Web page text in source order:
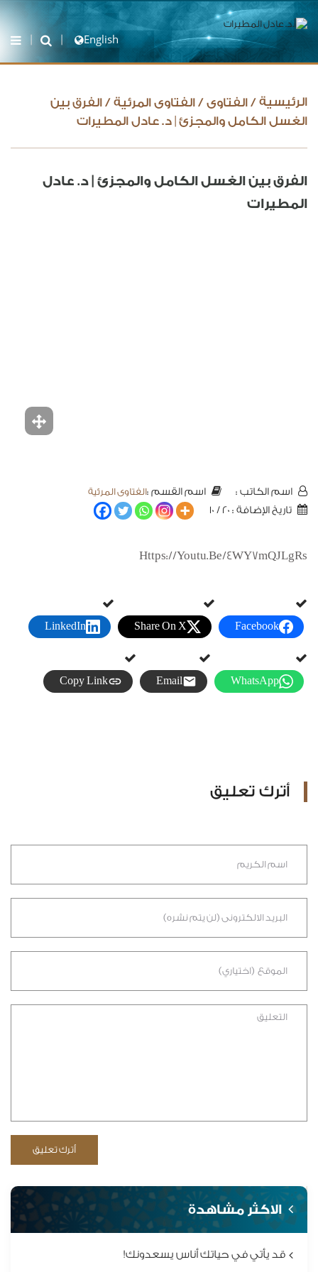
English
الرئيسية / الفتاوى / الفتاوى المرئية / الفرق بين
الغسل الكامل والمجزئ | د. عادل المطيرات
الفرق بين الغسل الكامل والمجزئ | د. عادل
المطيرات
اسم الكاتب : اسم القسم :الفتاوى المرئية
تاريخ الإضافة : 20 / 10
Https://youtu.be/4WY7mQJLgRs
Facebook
Share On X
LinkedIn
WhatsApp
Email
Copy Link
أترك تعليق
الاكثر مشاهدة
قد يأتي في حياتك أناس يسعدونك!